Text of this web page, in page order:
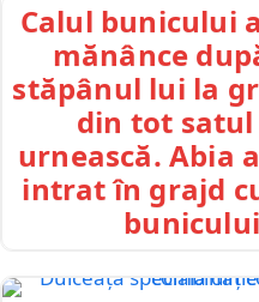
Calul bunicului
mănânce
stăpânul lui la
din tot
urnească. Abia
intrat în grajd